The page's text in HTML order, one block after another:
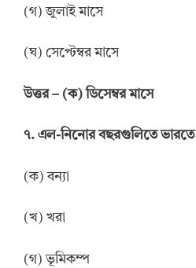
(গ) জুলাই মাসে
(ঘ) সেপ্টেম্বর মাসে
উত্তর– (ক) ডিসেম্বর মাসে
৭. এল-নিনোর বছরগুলিতে
(ক) বন্যা
(খ) খরা
(গ) ভূমিকম্প